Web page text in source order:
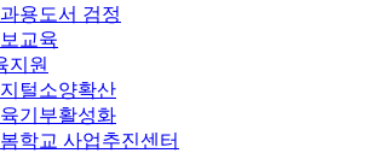
용도서 검정
교육
지원
털소양확산
기부활성화
학교 사업추진센터